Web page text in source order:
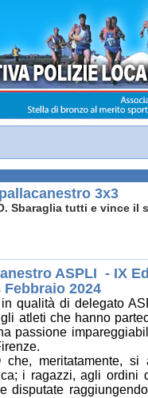
3x3
Sbaraglia tutti e vince il
ASPLI - IX
Febbraio 2024
qualità di delegato
atleti che hanno
passione
che, meritatamente,
i ragazzi, agli ordini
disputate